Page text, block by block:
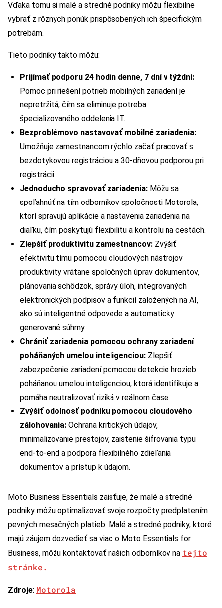
Vďaka tomu si malé a stredné podniky môžu flexibilne
vybrať z rôznych ponúk prispôsobených ich špecifickým
potrebám.
Tieto podniky takto môžu:
Prijímať podporu 24 hodín denne, 7 dní v týždni:
Pomoc pri riešení potrieb mobilných zariadení je
nepretržitá, čím sa eliminuje potreba
špecializovaného oddelenia IT.
Bezproblémovo nastavovať mobilné zariadenia:
Umožňuje zamestnancom rýchlo začať pracovať s
bezdotykovou registráciou a 30-dňovou podporou pri
registrácii.
Jednoducho spravovať zariadenia: Môžu sa
spoľahnúť na tím odborníkov spoločnosti Motorola,
ktorí spravujú aplikácie a nastavenia zariadenia na
diaľku, čím poskytujú flexibilitu a kontrolu na cestách.
Zlepšiť produktivitu zamestnancov: Zvýšiť
efektivitu tímu pomocou cloudových nástrojov
produktivity vrátane spoločných úprav dokumentov,
plánovania schôdzok, správy úloh, integrovaných
elektronických podpisov a funkcií založených na AI,
ako sú inteligentné odpovede a automaticky
generované súhrny.
Chrániť zariadenia pomocou ochrany zariadení
poháňaných umelou inteligenciou: Zlepšiť
zabezpečenie zariadení pomocou detekcie hrozieb
poháňanou umelou inteligenciou, ktorá identifikuje a
pomáha neutralizovať riziká v reálnom čase.
Zvýšiť odolnosť podniku pomocou cloudového
zálohovania: Ochrana kritických údajov,
minimalizovanie prestojov, zaistenie šifrovania typu
end-to-end a podpora flexibilného zdieľania
dokumentov a prístup k údajom.
Moto Business Essentials zaisťuje, že malé a stredné
podniky môžu optimalizovať svoje rozpočty predplatením
pevných mesačných platieb. Malé a stredné podniky, ktoré
majú záujem dozvedieť sa viac o Moto Essentials for
Business, môžu kontaktovať našich odborníkov na tejto
stránke.
Zdroje: Motorola